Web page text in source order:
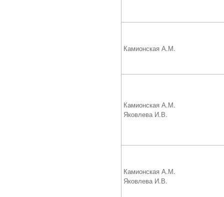
Камионская А.М.
Камионская А.М.
Яковлева И.В.
Камионская А.М.
Яковлева И.В.